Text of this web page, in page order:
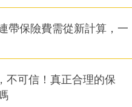
帶保險費需從新計算，一
不可信！真正合理的保